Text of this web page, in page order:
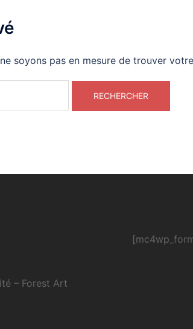
soyons pas en mesure de trouver
– Forest Art